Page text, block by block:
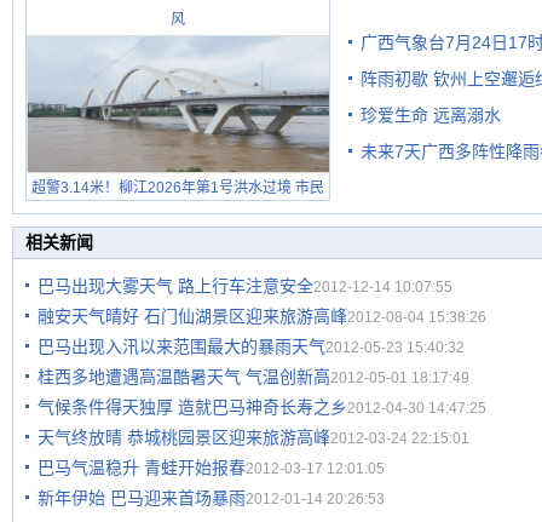
风
超警3.14米！柳江2026年第1号洪水过境 市民
在堤岸见证汛况
广西气象台7月24日17
阵雨初歇 钦州上空邂逅
珍爱生命 远离溺水
未来7天广西多阵性降
相关新闻
巴马出现大雾天气 路上行车注意安全2012-12-14 10:07:55
融安天气晴好 石门仙湖景区迎来旅游高峰2012-08-04 15:38:26
巴马出现入汛以来范围最大的暴雨天气2012-05-23 15:40:32
桂西多地遭遇高温酷暑天气 气温创新高2012-05-01 18:17:49
气候条件得天独厚 造就巴马神奇长寿之乡2012-04-30 14:47:25
天气终放晴 恭城桃园景区迎来旅游高峰2012-03-24 22:15:01
巴马气温稳升 青蛙开始报春2012-03-17 12:01:05
新年伊始 巴马迎来首场暴雨2012-01-14 20:26:53